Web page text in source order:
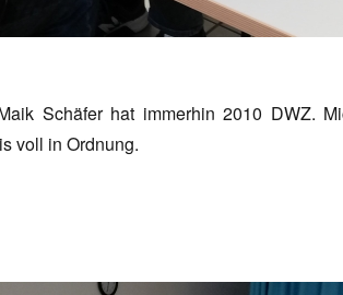
Schäfer hat immerhin 2010 DWZ.
voll in Ordnung.